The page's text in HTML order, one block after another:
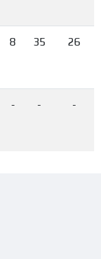
8 35 26
- - -